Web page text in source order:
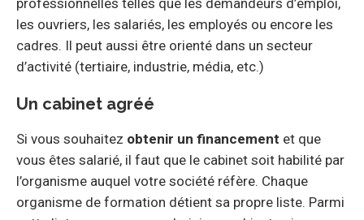
les ouvriers, les salariés, les employés ou encore les
cadres. Il peut aussi être orienté dans un secteur
d’activité (tertiaire, industrie, média, etc.)
Un cabinet agréé
Si vous souhaitez obtenir un financement et que
vous êtes salarié, il faut que le cabinet soit habilité par
l’organisme auquel votre société réfère. Chaque
organisme de formation détient sa propre liste. Parmi